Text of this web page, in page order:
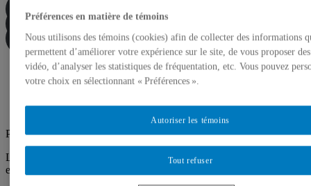
Diversité capacitaire
Contenus accessibles
Planifiez votre visite à la Galerie de l’UQAM.
La Galerie de l’UQAM s’engage à améliorer l’accessibilité de ses
espaces pour tou·te·s.
Préférences en matière de témoins
Nous utilisons des témoins (cookies) afin de collecter des informations
permettent d’améliorer votre expérience sur le site, de vous proposer
vidéo, d’analyser les statistiques de fréquentation, etc. Vous pouvez
votre choix en sélectionnant « Préférences ».
Tout refuser
Autoriser les témoins